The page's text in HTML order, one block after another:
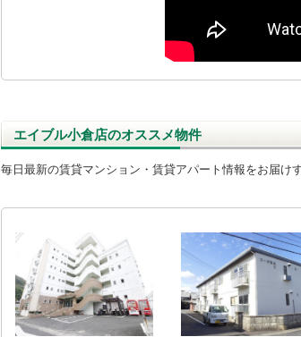
エイブル小倉店のオススメ物件
毎日最新の賃貸マンション・賃貸アパート情報をお届け